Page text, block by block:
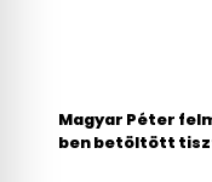
Magyar Péter
ben betöltött